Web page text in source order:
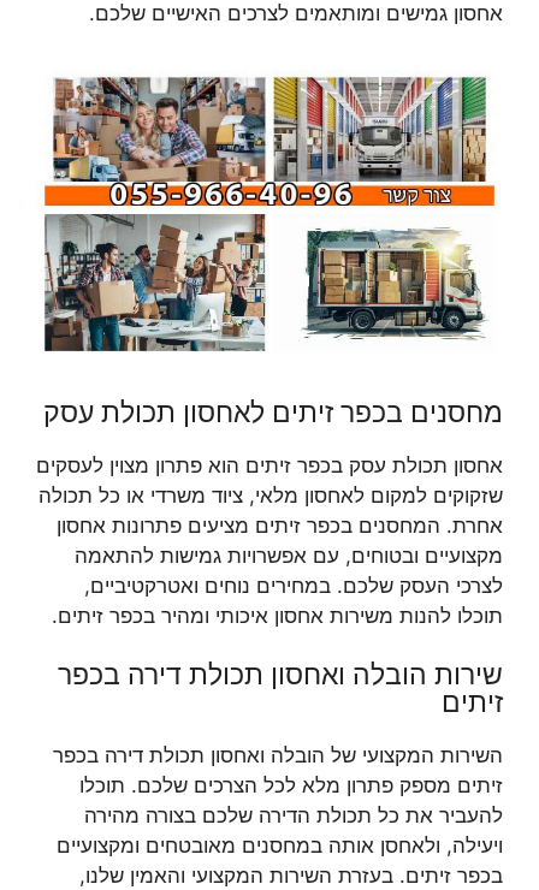
אחסון גמישים ומותאמים לצרכים האישיים שלכם.
מחסנים בכפר זיתים לאחסון תכולת עסק
אחסון תכולת עסק בכפר זיתים הוא פתרון מצוין לעסקים
שזקוקים למקום לאחסון מלאי, ציוד משרדי או כל תכולה
אחרת. המחסנים בכפר זיתים מציעים פתרונות אחסון
מקצועיים ובטוחים, עם אפשרויות גמישות להתאמה
לצרכי העסק שלכם. במחירים נוחים ואטרקטיביים,
תוכלו להנות משירות אחסון איכותי ומהיר בכפר זיתים.
שירות הובלה ואחסון תכולת דירה בכפר
זיתים
השירות המקצועי של הובלה ואחסון תכולת דירה בכפר
זיתים מספק פתרון מלא לכל הצרכים שלכם. תוכלו
להעביר את כל תכולת הדירה שלכם בצורה מהירה
ויעילה, ולאחסן אותה במחסנים מאובטחים ומקצועיים
בכפר זיתים. בעזרת השירות המקצועי והאמין שלנו,